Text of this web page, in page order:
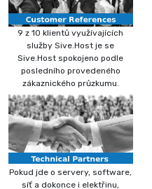
9 z 10 klientů využívajících
služby Sive.Host je se
Sive.Host spokojeno podle
posledního provedeného
zákaznického průzkumu.
Pokud jde o servery, software,
síť a dokonce i elektřinu,